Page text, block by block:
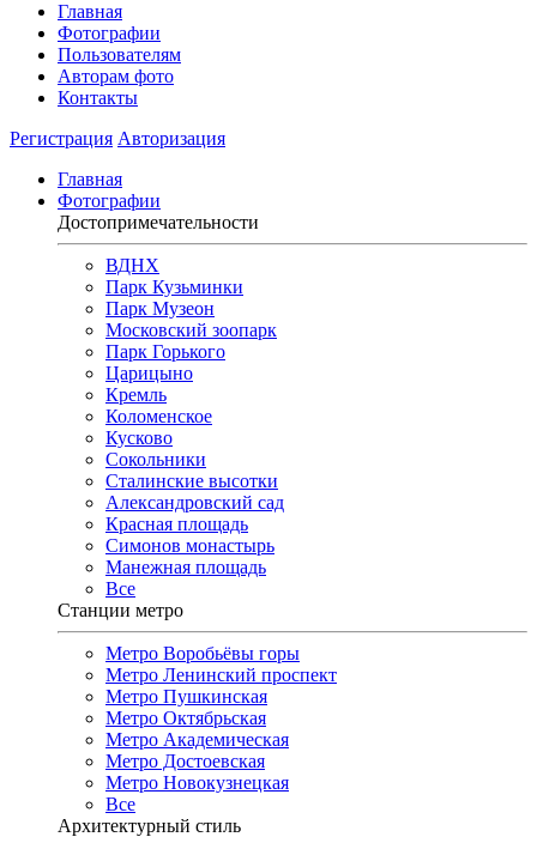
Главная
Фотографии
Пользователям
Авторам фото
Контакты
Регистрация Авторизация
Главная
Фотографии
Достопримечательности
ВДНХ
Парк Кузьминки
Парк Музеон
Московский зоопарк
Парк Горького
Царицыно
Кремль
Коломенское
Кусково
Сокольники
Сталинские высотки
Александровский сад
Красная площадь
Симонов монастырь
Манежная площадь
Все
Станции метро
Метро Воробьёвы горы
Метро Ленинский проспект
Метро Пушкинская
Метро Октябрьская
Метро Академическая
Метро Достоевская
Метро Новокузнецкая
Все
Архитектурный стиль